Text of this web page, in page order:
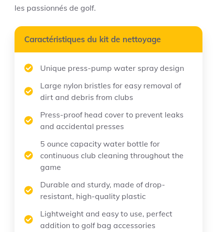
les passionnés de golf.
Caractéristiques du kit de nettoyage
Unique press-pump water spray design
Large nylon bristles for easy removal of
dirt and debris from clubs
Press-proof head cover to prevent leaks
and accidental presses
5 ounce capacity water bottle for
continuous club cleaning throughout the
game
Durable and sturdy, made of drop-
resistant, high-quality plastic
Lightweight and easy to use, perfect
addition to golf bag accessories